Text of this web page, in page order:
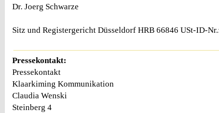
Dr. Joerg Schwarze
Sitz und Registergericht Düsseldorf HRB 66846 USt-ID-
Pressekontakt:
Pressekontakt
Klaarkiming Kommunikation
Claudia Wenski
Steinberg 4